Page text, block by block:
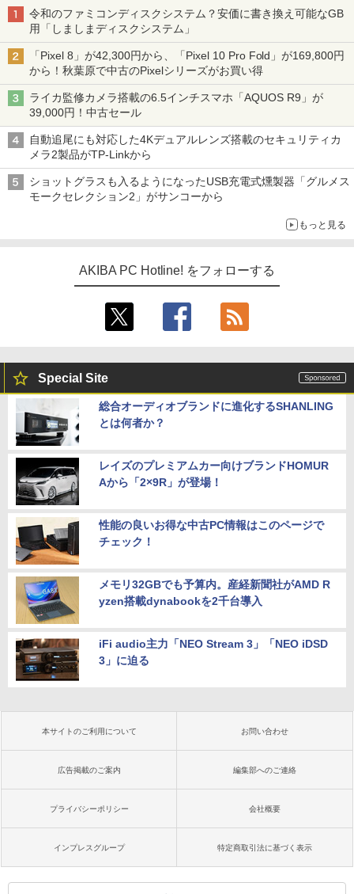
令和のファミコンディスクシステム？安価に書き換え可能なGB
用「しましまディスクシステム」
「Pixel 8」が42,300円から、「Pixel 10 Pro Fold」が169,800円
から！秋葉原で中古のPixelシリーズがお買い得
ライカ監修カメラ搭載の6.5インチスマホ「AQUOS R9」が
39,000円！中古セール
自動追尾にも対応した4Kデュアルレンズ搭載のセキュリティカ
メラ2製品がTP-Linkから
ショットグラスも入るようになったUSB充電式燻製器「グルメス
モークセレクション2」がサンコーから
もっと見る
AKIBA PC Hotline! をフォローする
Special Site
総合オーディオブランドに進化するSHANLING
とは何者か？
レイズのプレミアムカー向けブランドHOMUR
Aから「2×9R」が登場！
性能の良いお得な中古PC情報はこのページで
チェック！
メモリ32GBでも予算内。産経新聞社がAMD R
yzen搭載dynabookを2千台導入
iFi audio主力「NEO Stream 3」「NEO iDSD
3」に迫る
本サイトのご利用について お問い合わせ
広告掲載のご案内 編集部へのご連絡
プライバシーポリシー 会社概要
インプレスグループ 特定商取引法に基づく表示